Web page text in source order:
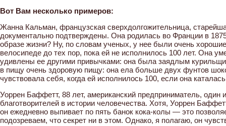
Вот Вам несколько примеров:
Жанна Кальман, французская сверхдолгожительница,
документально подтверждены. Она родилась во Франции в
образе жизни? Ну, по словам ученых, у нее были очень
велосипеде до тех пор, пока ей не исполнилось 100 лет. Она
удивлены ее другими привычками: она была заядлым
в пищу очень здоровую пищу: она ела больше двух фунтов
чувствовала себя, когда ей исполнилось 100, если она
Уоррен Баффетт, 88 лет, американский предприниматель,
благотворителей в истории человечества. Хотя, Уоррен
он ежедневно выпивает по пять банок кока-колы — это
подозреваем, что секрет ни в этом. Однако, я полагаю, он